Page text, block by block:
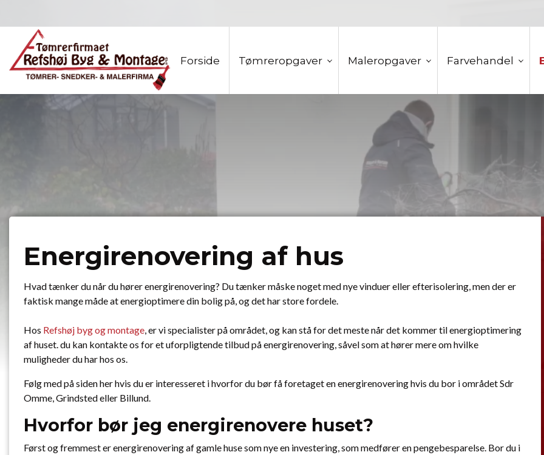
hovedindhold
Forside Tømreropgaver Maleropgaver Farvehandel
Energirenovering af hus
Hvad tænker du når du hører energirenovering? Du tænker måske noget med nye vinduer eller efterisolering, men der er
faktisk mange måde at energioptimere din bolig på, og det har store fordele.
Hos Refshøj byg og montage, er vi specialister på området, og kan stå for det meste når det kommer til energioptimering
af huset. du kan kontakte os for et uforpligtende tilbud på energirenovering, såvel som at hører mere om hvilke
muligheder du har hos os.
Følg med på siden her hvis du er interesseret i hvorfor du bør få foretaget en energirenovering hvis du bor i området Sdr
Omme, Grindsted eller Billund.
Hvorfor bør jeg energirenovere huset?
Først og fremmest er energirenovering af gamle huse som nye en investering, som medfører en pengebesparelse. Bor du i